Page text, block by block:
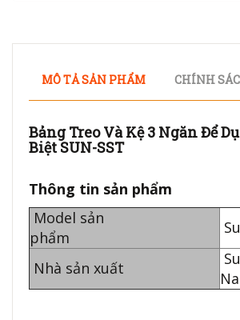
MÔ TẢ SẢN PHẨM CHÍNH
Bảng Treo Và Kệ 3 Ngăn Để
Biệt SUN-SST
Thông tin sản phẩm
Model sản
phẩm
Nhà sản xuất